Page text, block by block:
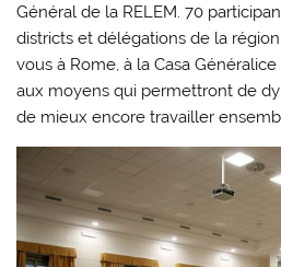
Général de la RELEM. 70
districts et délégations de la
vous à Rome, à la Casa
aux moyens qui permettront de
de mieux encore travailler